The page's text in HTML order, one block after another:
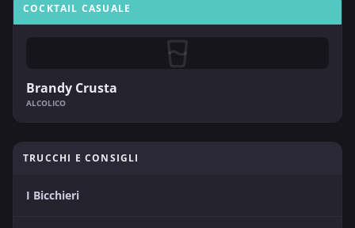
COCKTAIL CASUALE
Brandy Crusta
ALCOLICO
TRUCCHI E CONSIGLI
I Bicchieri